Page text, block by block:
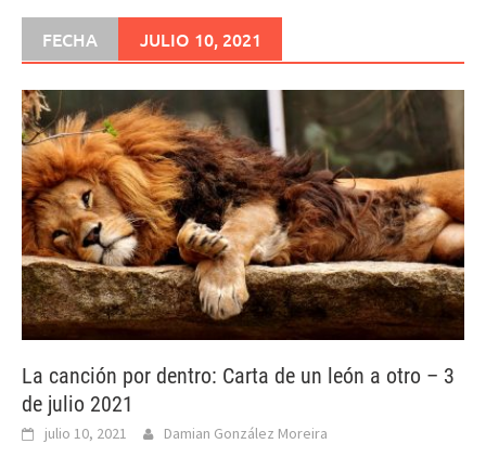
FECHA JULIO 10, 2021
La canción por dentro: Carta de un león a otro – 3
de julio 2021
julio 10, 2021 Damian González Moreira